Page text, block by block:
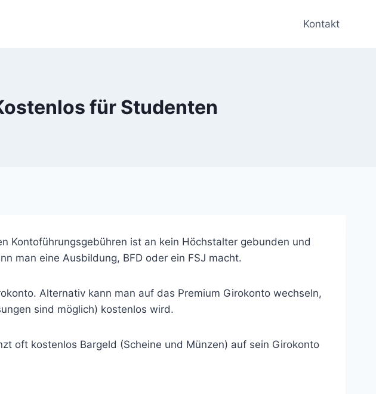
Kontakt
für Studenten
Kontoführungsgebühren ist an kein Höchstalter gebunden und
man eine Ausbildung, BFD oder ein FSJ macht.
Alternativ kann man auf das Premium Girokonto wechseln,
sind möglich) kostenlos wird.
oft kostenlos Bargeld (Scheine und Münzen) auf sein Girokonto